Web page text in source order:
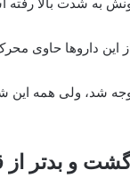
این داروها حاوی
شد، ولی همه این
و بدتر